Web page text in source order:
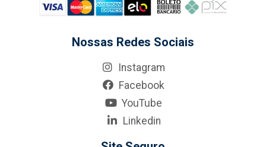
Nossas Redes Sociais
Instagram
Facebook
YouTube
Linkedin